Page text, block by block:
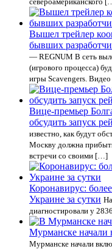
Вышел трейлер
бывших
— REGNUM В сеть
(игрового процесса)
игры Scavengers.
Вице-премьер
обсудить запуск
известно, как будут
Москву должна
встречи со своими […]
Коронавирус:
Украине за сутки
диагностировали у
Мурманске начали
Мурманске начали